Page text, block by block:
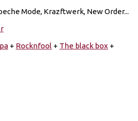
Mode, Krazftwerk, New Order...
+ Rocknfool + The black box +